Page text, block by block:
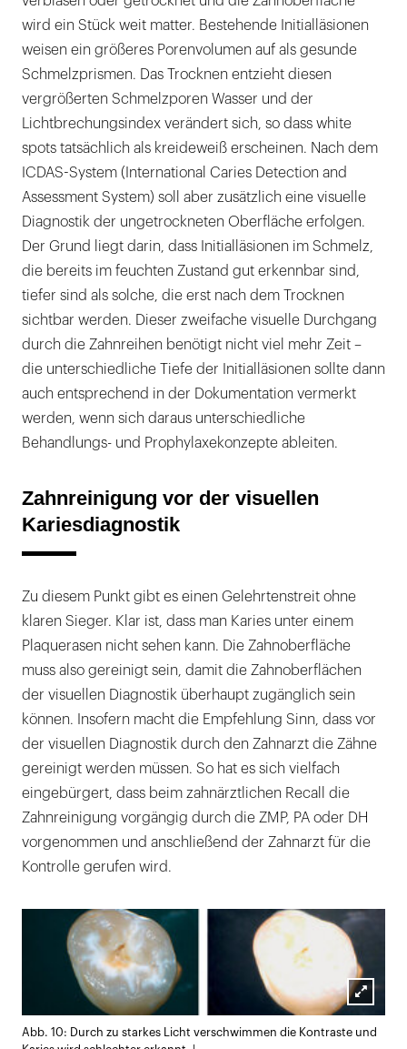
wird ein Stück weit matter. Bestehende Initialläsionen
weisen ein größeres Porenvolumen auf als gesunde
Schmelzprismen. Das Trocknen entzieht diesen
vergrößerten Schmelzporen Wasser und der
Lichtbrechungsindex verändert sich, so dass white
spots tatsächlich als kreideweiß erscheinen. Nach dem
ICDAS-System (International Caries Detection and
Assessment System) soll aber zusätzlich eine visuelle
Diagnostik der ungetrockneten Oberfläche erfolgen.
Der Grund liegt darin, dass Initialläsionen im Schmelz,
die bereits im feuchten Zustand gut erkennbar sind,
tiefer sind als solche, die erst nach dem Trocknen
sichtbar werden. Dieser zweifache visuelle Durchgang
durch die Zahnreihen benötigt nicht viel mehr Zeit –
die unterschiedliche Tiefe der Initialläsionen sollte dann
auch entsprechend in der Dokumentation vermerkt
werden, wenn sich daraus unterschiedliche
Behandlungs- und Prophylaxekonzepte ableiten.
Zahnreinigung vor der visuellen
Kariesdiagnostik
Zu diesem Punkt gibt es einen Gelehrtenstreit ohne
klaren Sieger. Klar ist, dass man Karies unter einem
Plaquerasen nicht sehen kann. Die Zahnoberfläche
muss also gereinigt sein, damit die Zahnoberflächen
der visuellen Diagnostik überhaupt zugänglich sein
können. Insofern macht die Empfehlung Sinn, dass vor
der visuellen Diagnostik durch den Zahnarzt die Zähne
gereinigt werden müssen. So hat es sich vielfach
eingebürgert, dass beim zahnärztlichen Recall die
Zahnreinigung vorgängig durch die ZMP, PA oder DH
vorgenommen und anschließend der Zahnarzt für die
Kontrolle gerufen wird.
öffnen
Abb. 10: Durch zu starkes Licht verschwimmen die Kontraste und